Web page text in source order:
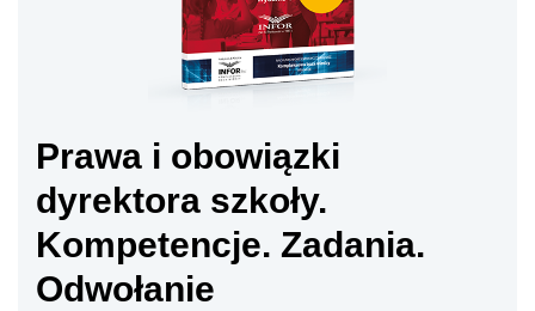
Prawa i obowiązki
dyrektora szkoły.
Kompetencje. Zadania.
Odwołanie